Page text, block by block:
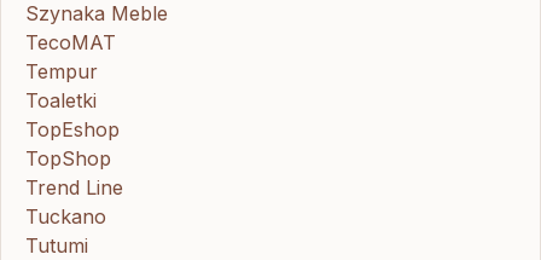
Szynaka Meble
TecoMAT
Tempur
Toaletki
TopEshop
TopShop
Trend Line
Tuckano
Tutumi